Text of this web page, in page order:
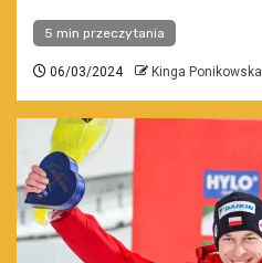
5 min przeczytania
06/03/2024 Kinga Ponikowska